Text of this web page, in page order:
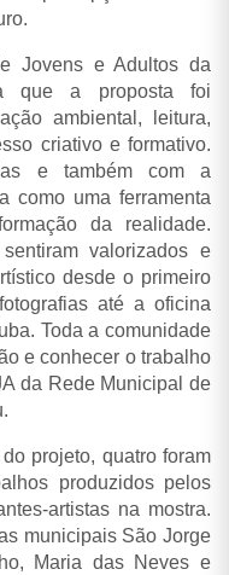
Jovens e Adultos da
que a proposta foi
ambiental, leitura,
criativo e formativo.
e também com a
como uma ferramenta
da realidade.
valorizados e
desde o primeiro
até a oficina
Toda a comunidade
e conhecer o trabalho
da Rede Municipal de
projeto, quatro foram
produzidos pelos
artistas na mostra.
municipais São Jorge
Maria das Neves e